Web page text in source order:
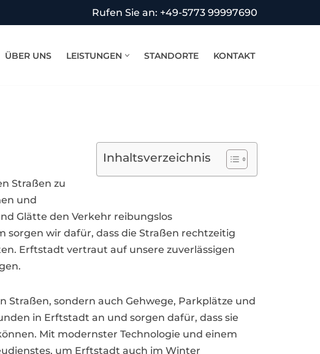
Rufen Sie an: +49-5773 99997690
ÜBER UNS LEISTUNGEN STANDORTE KONTAKT
Inhaltsverzeichnis
Straßen zu
und
Glätte den Verkehr reibungslos
wir dafür, dass die Straßen rechtzeitig
Erftstadt vertraut auf unsere zuverlässigen
sondern auch Gehwege, Parkplätze und
in Erftstadt an und sorgen dafür, dass sie
Mit modernster Technologie und einem
um Erftstadt auch im Winter